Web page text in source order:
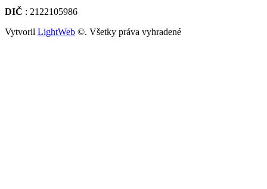
DIČ : 2122105986
Vytvoril LightWeb ©. Všetky práva vyhradené